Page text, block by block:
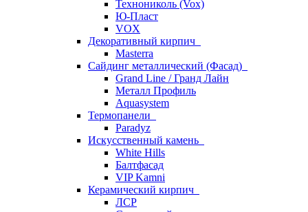
Технониколь (Vox)
Ю-Пласт
VOX
Декоративный кирпич
Masterra
Сайдинг металлический (Фасад)
Grand Line / Гранд Лайн
Металл Профиль
Aquasystem
Термопанели
Paradyz
Искусственный камень
White Hills
Балтфасад
VIP Kamni
Керамический кирпич
ЛСР